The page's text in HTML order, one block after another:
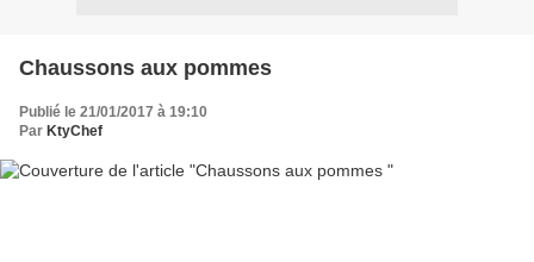
Chaussons aux pommes
Publié le 21/01/2017 à 19:10
Par KtyChef